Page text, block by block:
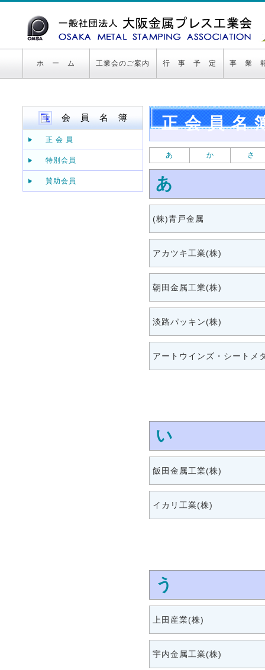
ホ ー ム 工業会のご案内 行 事 予 定 事 業
会 員 名 簿
正 会 員
特別会員
賛助会員
正会員名
あ か さ
あ
(株)青戸金属
アカツキ工業(株)
朝田金属工業(株)
淡路パッキン(株)
アートウインズ・シートメ
い
飯田金属工業(株)
イカリ工業(株)
う
上田産業(株)
宇内金属工業(株)